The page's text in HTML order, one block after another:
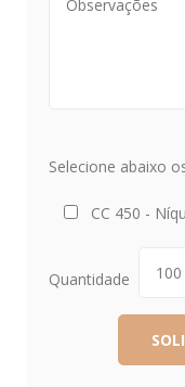
Selecione abaixo
CC 450 -
Quantidade